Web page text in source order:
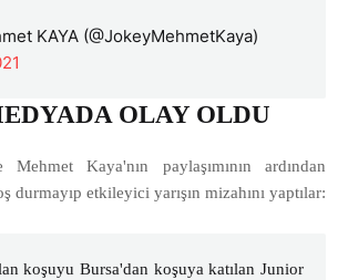
KAYA (@JokeyMehmetKaya)
OLAY OLDU
Kaya'nın paylaşımının ardından
durmayıp etkileyici yarışın mizahını yaptılar:
koşuyu Bursa'dan koşuya katılan Junior